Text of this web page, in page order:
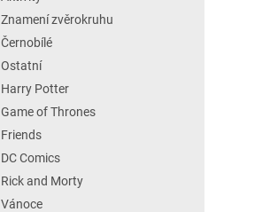
Znamení zvěrokruhu
Černobílé
Ostatní
Harry Potter
Game of Thrones
Friends
DC Comics
Rick and Morty
Vánoce